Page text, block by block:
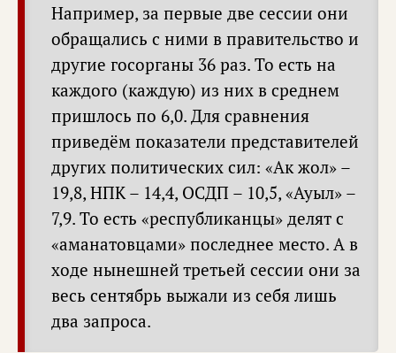
Например, за первые две сессии они
обращались с ними в правительство и
другие госорганы 36 раз. То есть на
каждого (каждую) из них в среднем
пришлось по 6,0. Для сравнения
приведём показатели представителей
других политических сил: «Ак жол» –
19,8, НПК – 14,4, ОСДП – 10,5, «Ауыл» –
7,9. То есть «республиканцы» делят с
«аманатовцами» последнее место. А в
ходе нынешней третьей сессии они за
весь сентябрь выжали из себя лишь
два запроса.